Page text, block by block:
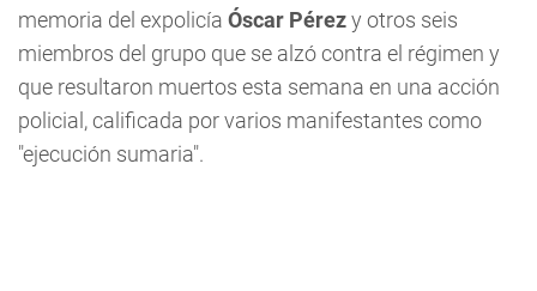
memoria del expolicía Óscar Pérezy otros seis
miembros del grupo que se alzó contra el régimen y
que resultaron muertos esta semana en una acción
policial, calificada por varios manifestantes como
"ejecución sumaria".